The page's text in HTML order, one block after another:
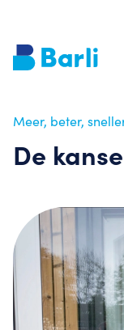
Meer, beter,
De